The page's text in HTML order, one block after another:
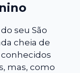
seu São
cheia de
conhecidos
mas, como